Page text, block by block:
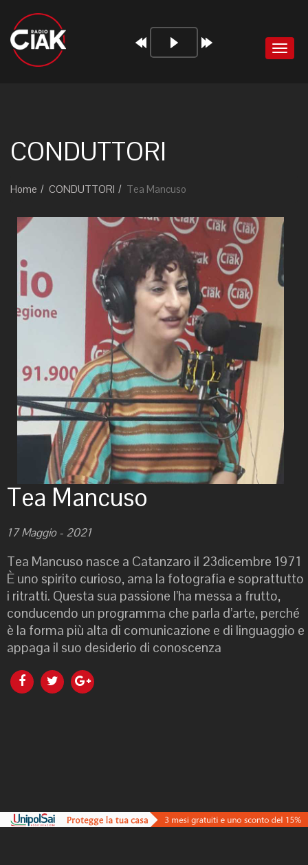
Audio
Player
CONDUTTORI
Home CONDUTTORI Tea Mancuso
Tea Mancuso
17 Maggio - 2021
Tea Mancuso nasce a Catanzaro il 23dicembre 1971
È uno spirito curioso, ama la fotografia e soprattutto
i ritratti. Questa sua passione l’ha messa a frutto,
conducendo un programma che parla d’arte, perché
è la forma più alta di comunicazione e di linguaggio e
appaga il suo desiderio di conoscenza